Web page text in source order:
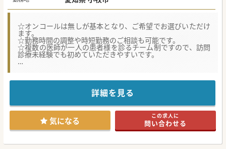
☆オンコールは無しが基本となり、ご希望でお選びいただけ
ます。
☆勤務時間の調整や時短勤務のご相談も可能です。
☆複数の医師が一人の患者様を診るチーム制ですので、訪問
診療未経験でも初めていただきやすいです。
と過密となっているため、増員募集です。
■法人全体で複数名募集しているため、配属クリニックの指
定や2～3院を掛け持ちするなどの働き方も可能です。
■臨床経験が3年以上あればご応募が可能です。ご入職いた
だく先生の多くは訪問診療未経験からスタートされていま
【働きやすさ】
有無をお選びすることができます。
詳細を見る
気になる この求人に
問い合わせる